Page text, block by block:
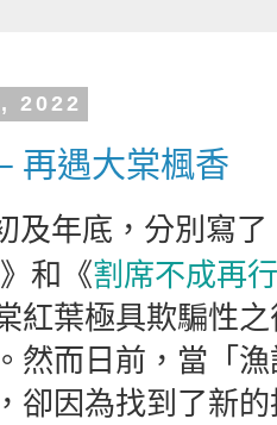
2022
再遇大棠楓香
及年底，分別寫了
》和《割席不成再
紅葉極具欺騙性
然而日前，當「
卻因為找到了新